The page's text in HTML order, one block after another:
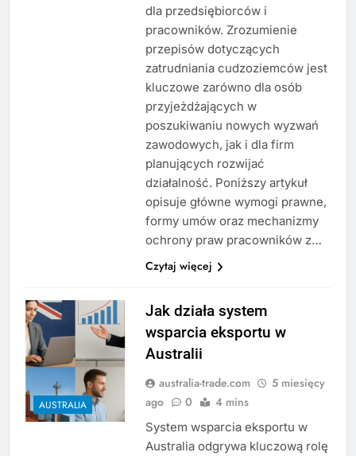
dla przedsiębiorców i
pracowników. Zrozumienie
przepisów dotyczących
zatrudniania cudzoziemców jest
kluczowe zarówno dla osób
przyjeżdżających w
poszukiwaniu nowych wyzwań
zawodowych, jak i dla firm
planujących rozwijać
działalność. Poniższy artykuł
opisuje główne wymogi prawne,
formy umów oraz mechanizmy
ochrony praw pracowników z…
Czytaj więcej
AUSTRALIA
Jak działa system
wsparcia eksportu w
Australii
australia-trade.com
5 miesięcy
ago
0 4 mins
System wsparcia eksportu w
Australia odgrywa kluczową rolę